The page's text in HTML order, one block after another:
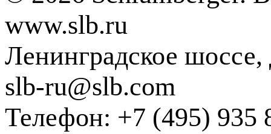
www.slb.ru
Ленинградское
slb-ru@slb.com
Телефон: +7 (495) 935